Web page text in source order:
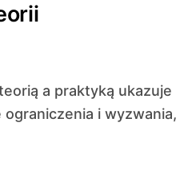
i wyzwania,